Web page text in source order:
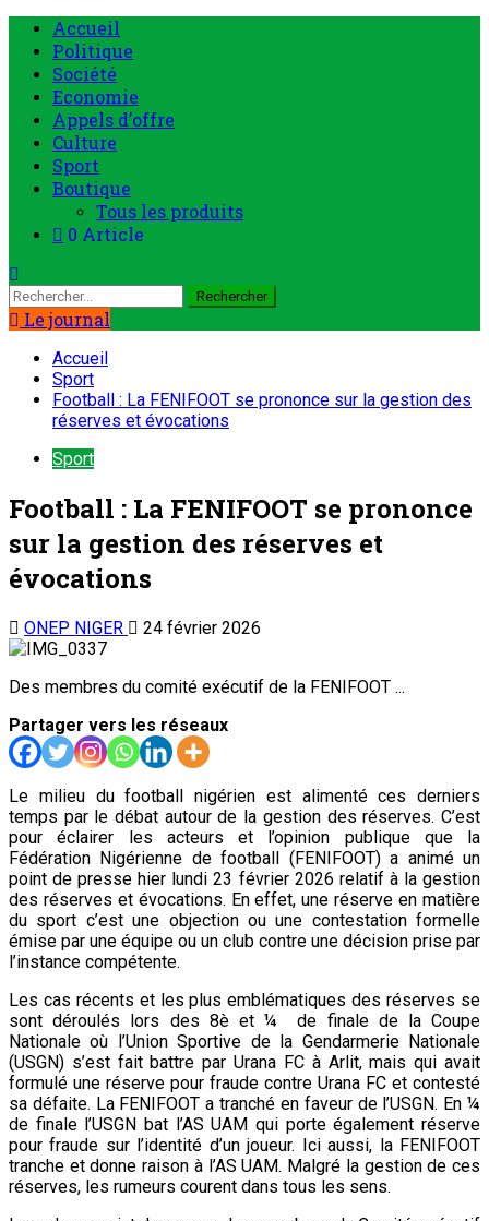
Accueil
Politique
Société
Economie
Appels d’offre
Culture
Sport
Boutique
Tous les produits
0 Article
Le journal
Accueil
Sport
Football : La FENIFOOT se prononce sur la gestion des
réserves et évocations
Sport
Football : La FENIFOOT se prononce
sur la gestion des réserves et
évocations
ONEP NIGER 24 février 2026
Des membres du comité exécutif de la FENIFOOT ...
Partager vers les réseaux
Le milieu du football nigérien est alimenté ces derniers
temps par le débat autour de la gestion des réserves. C’est
pour éclairer les acteurs et l’opinion publique que la
Fédération Nigérienne de football (FENIFOOT) a animé un
point de presse hier lundi 23 février 2026 relatif à la gestion
des réserves et évocations. En effet, une réserve en matière
du sport c’est une objection ou une contestation formelle
émise par une équipe ou un club contre une décision prise par
l’instance compétente.
Les cas récents et les plus emblématiques des réserves se
sont déroulés lors des 8è et ¼ de finale de la Coupe
Nationale où l’Union Sportive de la Gendarmerie Nationale
(USGN) s’est fait battre par Urana FC à Arlit, mais qui avait
formulé une réserve pour fraude contre Urana FC et contesté
sa défaite. La FENIFOOT a tranché en faveur de l’USGN. En ¼
de finale l’USGN bat l’AS UAM qui porte également réserve
pour fraude sur l’identité d’un joueur. Ici aussi, la FENIFOOT
tranche et donne raison à l’AS UAM. Malgré la gestion de ces
réserves, les rumeurs courent dans tous les sens.